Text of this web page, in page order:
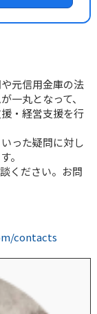
元信用金庫の法
一丸となって、
・経営支援を行
った疑問に対し
。
ください。お問
contacts